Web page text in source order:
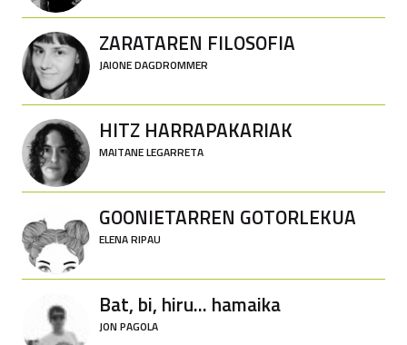
ZARATAREN FILOSOFIA
JAIONE DAGDROMMER
HITZ HARRAPAKARIAK
MAITANE LEGARRETA
GOONIETARREN GOTORLEKUA
ELENA RIPAU
Bat, bi, hiru... hamaika
JON PAGOLA